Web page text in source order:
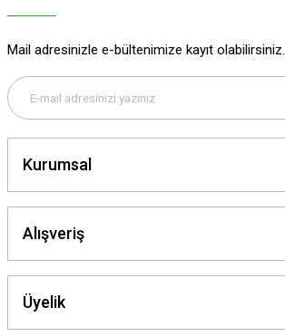
Bu ürüne benzer farklı alternatifler olmalı.
Mail adresinizle e-bültenimize kayıt olabilirsiniz.
Kurumsal
Alışveriş
Üyelik